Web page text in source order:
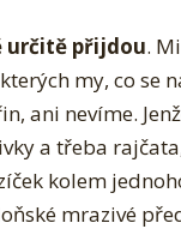
určitě přijdou.
my, co se
ani nevíme.
a třeba
kolem
mrazivé